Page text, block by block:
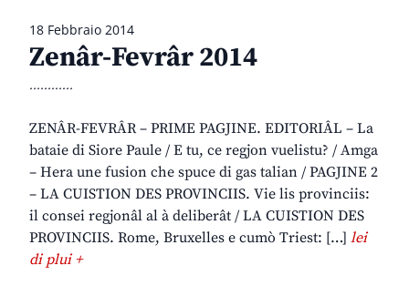
18 Febbraio 2014
Zenâr-Fevrâr 2014
............
ZENÂR-FEVRÂR – PRIME PAGJINE. EDITORIÂL – La
bataie di Siore Paule / E tu, ce regjon vuelistu? / Amga
– Hera une fusion che spuce di gas talian / PAGJINE 2
– LA CUISTION DES PROVINCIIS. Vie lis provinciis:
il consei regjonâl al à deliberât / LA CUISTION DES
PROVINCIIS. Rome, Bruxelles e cumò Triest: […] lei
di plui +